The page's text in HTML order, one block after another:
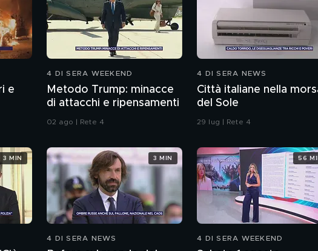
e
4 DI SERA WEEKEND
Metodo Trump: minacce
di attacchi e ripensamenti
02 ago | Rete 4
4 DI SERA NEWS
Città italiane nella
del Sole
29 lug | Rete 4
3 MIN
4 DI SERA NEWS
3 MIN
4 DI SERA WEEKEND
56